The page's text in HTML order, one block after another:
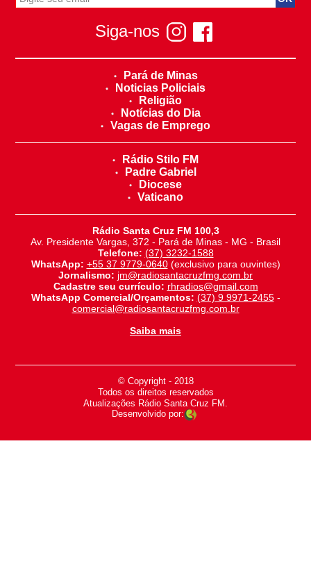
Siga-nos
Pará de Minas
Noticias Policiais
Religião
Notícias do Dia
Vagas de Emprego
Rádio Stilo FM
Padre Gabriel
Diocese
Vaticano
Rádio Santa Cruz FM 100,3
Av. Presidente Vargas, 372 - Pará de Minas - MG - Brasil
Telefone: (37) 3232-1588
WhatsApp: +55 37 9779-0640(exclusivo para ouvintes)
Jornalismo: jm@radiosantacruzfmg.com.br
Cadastre seu currículo: rhradios@gmail.com
WhatsApp Comercial/Orçamentos: (37) 9 9971-2455-
comercial@radiosantacruzfmg.com.br
Saiba mais
© Copyright - 2018
-
Todos os direitos reservados
-
Atualizações Rádio Santa Cruz FM.
Desenvolvido por: